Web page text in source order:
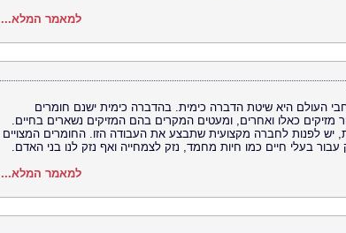
למאמר המלא...
העולם היא שיטת הדברה כימית. בהדברה כימית ישנם חומרים
מזיקים כאלו ואחרים, ומעטים המקרים בהם המזיקים נשארים בחיים.
יש לפנות לחברה מקצועית שתבצע את העבודה הזו. החומרים המצויים
עבור בעלי חיים כמו חיות מחמד, נזק לצמחייה ואף נזק לנו בני האדם.
למאמר המלא...